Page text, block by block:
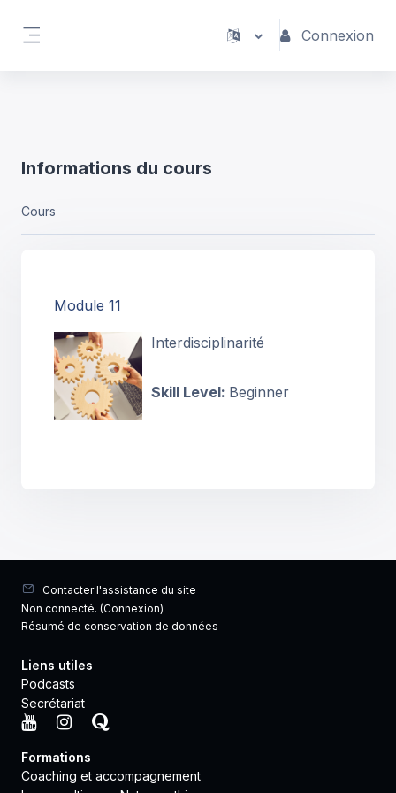
Connexion
https://youtu.be/EG2bnwZEUQA
Informations du cours
Cours
Module 11
Interdisciplinarité
Skill Level: Beginner
Contacter l'assistance du site
Non connecté. (Connexion)
Résumé de conservation de données
Formations
Coaching et accompagnement
Liens utiles
Podcasts
Secrétariat